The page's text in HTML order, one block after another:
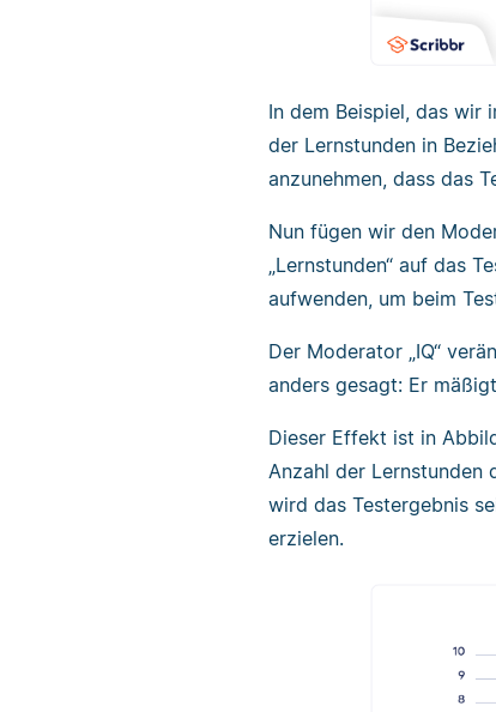
In dem Beispiel, das wir
der Lernstunden in
anzunehmen, dass das
Nun fügen wir den
„Lernstunden“ auf das
aufwenden, um beim
Der Moderator „IQ“
anders gesagt: Er
Dieser Effekt ist in
Anzahl der Lernstunden
wird das Testergebnis
erzielen.